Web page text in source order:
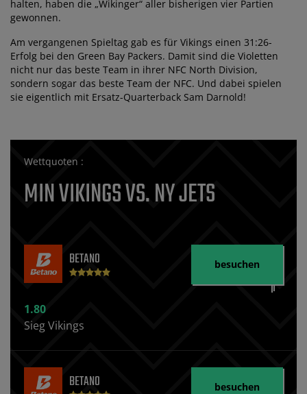
halten, haben die „Wikinger“ aller bisherigen vier Partien
gewonnen.
Am vergangenen Spieltag gab es für Vikings einen 31:26-
Erfolg bei den Green Bay Packers. Damit sind die Violetten
nicht nur das beste Team in ihrer NFC North Division,
sondern sogar das beste Team der NFC. Und dabei spielen
sie eigentlich mit Ersatz-Quarterback Sam Darnold!
Wettquoten :
MIN VIKINGS VS. NY JETS
BETANO
1.80
Sieg Vikings
besuchen
BETANO besuchen